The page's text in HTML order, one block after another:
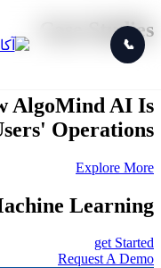
📞
Case Studies
AlgoMind AI Is
Operations
Explore More
Learning
get Started
Request A Demo